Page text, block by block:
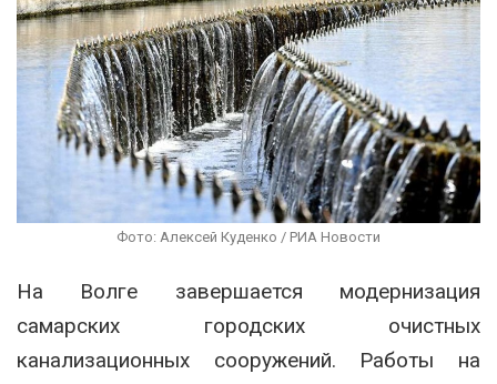
Фото: Алексей Куденко / РИА Новости
На Волге завершается модернизация
самарских городских очистных
канализационных сооружений. Работы на